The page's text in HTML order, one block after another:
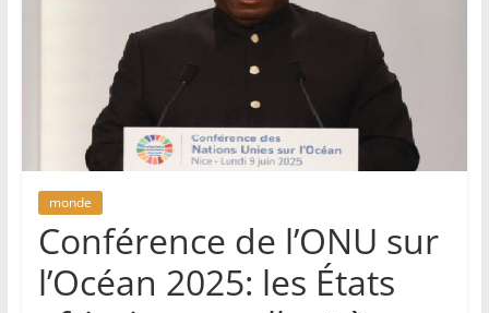
monde
Conférence de l’ONU sur
l’Océan 2025: les États